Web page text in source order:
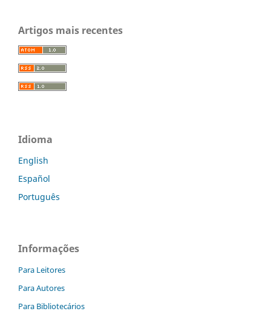
Artigos mais recentes
Idioma
English
Español
Português
Informações
Para Leitores
Para Autores
Para Bibliotecários